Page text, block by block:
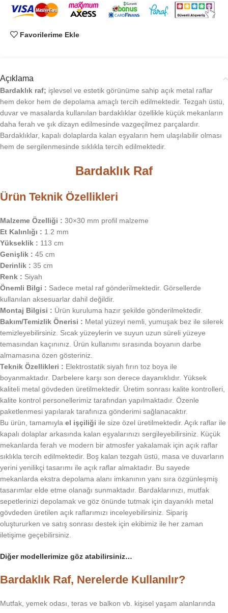
Favorilerime Ekle
Açıklama
Bardaklık raf; işlevsel ve estetik görünüme sahip açık metal raflar
hem dekor hem de depolama amaçlı tercih edilmektedir. Tezgah üstü,
duvar ve masalarda kullanılan bardaklıklar özellikle küçük mekanların
daha ferah ve şık dizayn edilmesinde vazgeçilmez parçalardır.
Bardaklıklar, kapalı dolaplarda kalan eşyaların hem ulaşılabilir olması
hem de sergilenmesinde sıklıkla tercih edilmektedir.
Bardaklık Raf
Ürün Teknik Özellikleri
Malzeme Özelliği : 30×30 mm profil malzeme
Et Kalınlığı : 1.2 mm
Yükseklik : 113 cm
Genişlik : 45 cm
Derinlik : 35 cm
Renk : Siyah
Önemli Bilgi : Sadece metal raf gönderilmektedir. Görsellerde
kullanılan aksesuarlar dahil değildir.
Montaj Bilgisi : Ürün kuruluma hazır şekilde gönderilmektedir.
Bakım/Temizlik Önerisi : Metal yüzeyi nemli, yumuşak bez ile silerek
temizleyebilirsiniz. Sıcak yüzeylerin ve suyun uzun süreli yüzeye
temasından kaçınınız. Ürün kullanımı sırasında boyanın darbe
almamasına özen gösteriniz.
Teknik Özellikleri : Elektrostatik siyah fırın toz boya ile
boyanmaktadır. Darbelere karşı son derece dayanıklıdır. Yüksek
kaliteli metal gövdeden üretilmektedir. Üretim sonrası kalite kontrolleri,
kalite kontrol personellerimiz tarafından yapılmaktadır. Özenle
paketlenmesi yapılarak tarafınıza gönderimi sağlanacaktır.
Bu ürün, tamamıyla el işçiliği ile size özel üretilmektedir. Açık raflar ile
kapalı dolaplar arkasında kalan eşyalarınızı sergileyebilirsiniz. Küçük
mekanlarda ferah ve modern bir atmosfer yakalamak için açık raflar
sıklıkla tercih edilmektedir. Boş kalan tezgah üstü, masa ve duvarların
yerini yenilikçi tasarımı ile açık raflar almaktadır. Bu sayede
mekanlarda ekstra depolama alanı imkanının yanı sıra özgünleşmiş
tasarımlar elde etme olanağı sunmaktadır. Bardaklarınızı, mutfak
sepetlerinizi depolamak ve göz önünde tutmak için dayanıklı metal
gövdeden üretilen açık raflarımızı inceleyebilirsiniz. Sipariş
oluştururken ve satış sonrası destek için ekibimiz ile her zaman
iletişime geçebilirsiniz.
Diğer modellerimize göz atabilirsiniz…
Bardaklık Raf, Nerelerde Kullanılır?
Mutfak, yemek odası, teras ve balkon vb. kişisel yaşam alanlarında